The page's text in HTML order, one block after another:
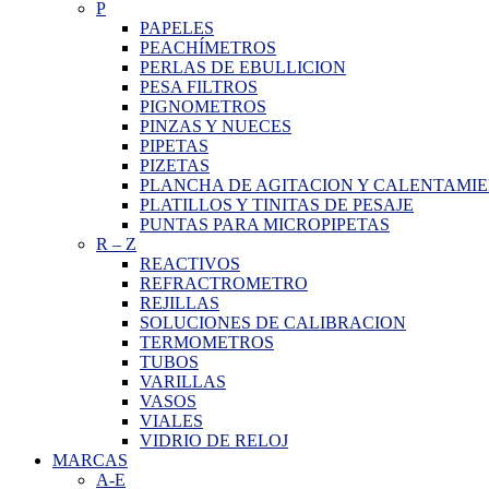
P
PAPELES
PEACHÍMETROS
PERLAS DE EBULLICION
PESA FILTROS
PIGNOMETROS
PINZAS Y NUECES
PIPETAS
PIZETAS
PLANCHA DE AGITACION Y
PLATILLOS Y TINITAS DE PESAJE
PUNTAS PARA MICROPIPETAS
R – Z
REACTIVOS
REFRACTROMETRO
REJILLAS
SOLUCIONES DE CALIBRACION
TERMOMETROS
TUBOS
VARILLAS
VASOS
VIALES
VIDRIO DE RELOJ
MARCAS
A-E